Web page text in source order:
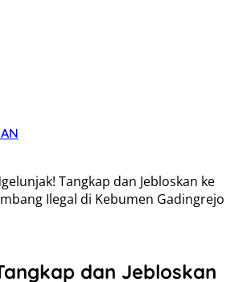
Tangkap dan Jebloskan ke
Ilegal di Kebumen Gadingrejo
dan Jebloskan